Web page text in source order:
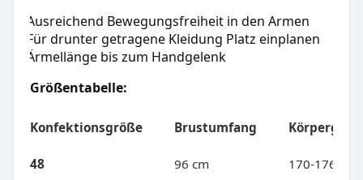
Ausreichend Bewegungsfreiheit in den Armen
Für drunter getragene Kleidung Platz einplanen
Ärmellänge bis zum Handgelenk
Größentabelle:
Konfektionsgröße Brustumfang
48 96 cm 170-176 cm